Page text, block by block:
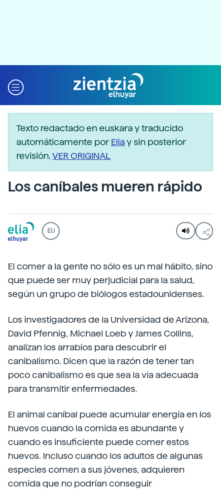
Texto redactado en euskara y traducido
automáticamente porEliay sin posterior
revisión.VER ORIGINAL
Los caníbales mueren rápido
EU
El comer a la gente no sólo es un mal hábito, sino
que puede ser muy perjudicial para la salud,
según un grupo de biólogos estadounidenses.
Los investigadores de la Universidad de Arizona,
David Pfennig, Michael Loeb y James Collins,
analizan los arrabios para descubrir el
canibalismo. Dicen que la razón de tener tan
poco canibalismo es que sea la vía adecuada
para transmitir enfermedades.
El animal caníbal puede acumular energía en los
huevos cuando la comida es abundante y
cuando es insuficiente puede comer estos
huevos. Incluso cuando los adultos de algunas
especies comen a sus jóvenes, adquieren
comida que no podrían conseguir